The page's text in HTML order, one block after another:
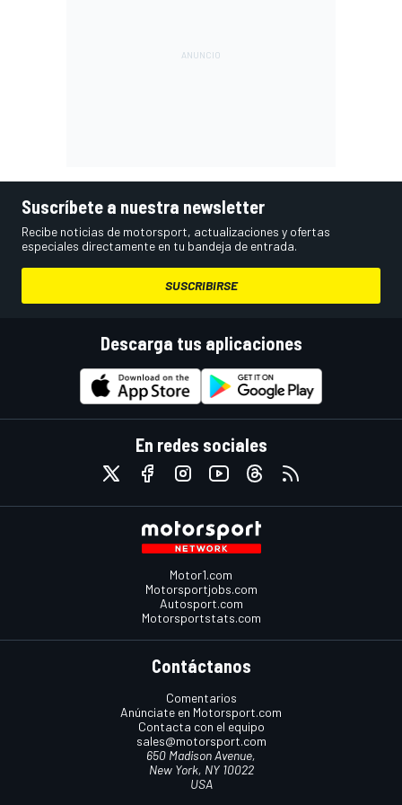
Suscríbete a nuestra newsletter
Recibe noticias de motorsport, actualizaciones y ofertas
especiales directamente en tu bandeja de entrada.
SUSCRIBIRSE
Descarga tus aplicaciones
En redes sociales
Motor1.com
Motorsportjobs.com
Autosport.com
Motorsportstats.com
Contáctanos
Comentarios
Anúnciate en Motorsport.com
Contacta con el equipo
sales@motorsport.com
650 Madison Avenue,
New York, NY 10022
USA